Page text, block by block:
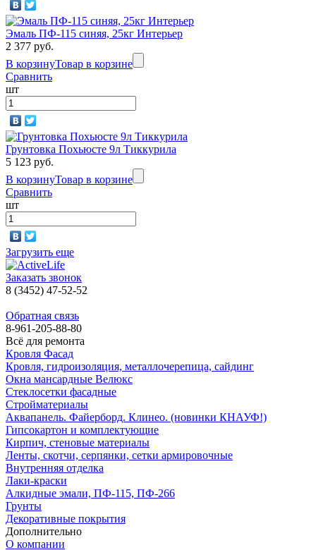
Эмаль ПФ-115 синяя, 25кг Интерьер
2 377 руб.
В корзинуТовар в корзине
Сравнить
шт
Грунтовка Похьюсте 9л Тиккурила
5 123 руб.
В корзинуТовар в корзине
Сравнить
шт
Загрузить еще
Заказать звонок
8 (3452) 47-52-52
Обратная связь
8-961-205-88-80
Всё для ремонта
Кровля Фасад
Кровля, гидроизоляция, металлочерепица, сайдинг
Окна мансардные Велюкс
Стеклосетки фасадные
Стройматериалы
Аквапанель. Файерборд. Клинео. (новинки КНАУФ!)
Гипсокартон и комплектующие
Кирпич, стеновые материалы
Ленты, скотчи, серпянки, сетки армировочные
Внутренняя отделка
Лаки-краски
Алкидные эмали, ПФ-115, ПФ-266
Грунты
Декоративные покрытия
Дополнительно
О компании